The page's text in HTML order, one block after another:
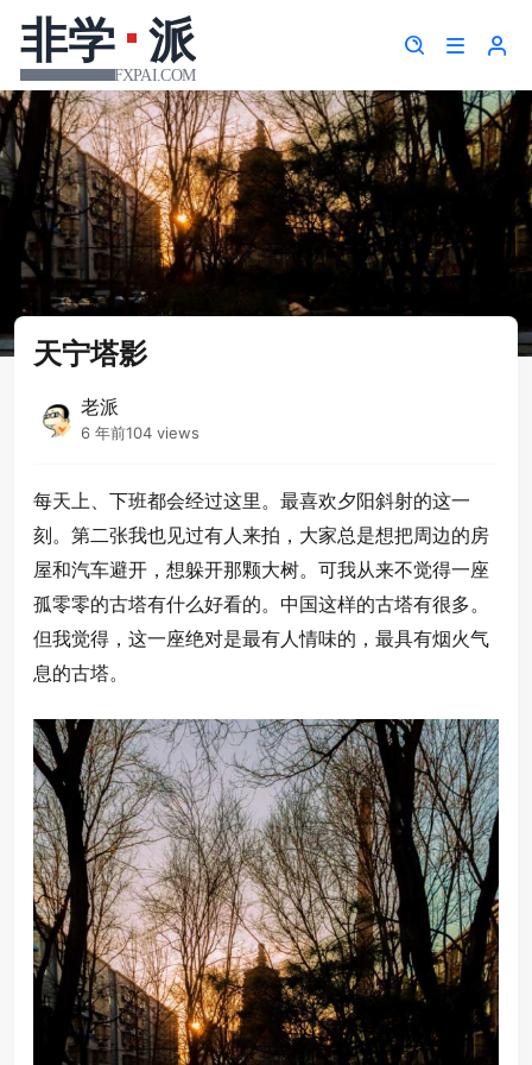
天宁塔影
老派
6 年前104 views
每天上、下班都会经过这里。最喜欢夕阳斜射的这一
刻。第二张我也见过有人来拍，大家总是想把周边的房
屋和汽车避开，想躲开那颗大树。可我从来不觉得一座
孤零零的古塔有什么好看的。中国这样的古塔有很多。
但我觉得，这一座绝对是最有人情味的，最具有烟火气
息的古塔。